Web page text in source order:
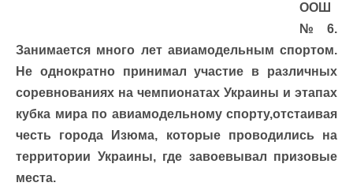
ООШ
№6.
Занимается много лет авиамодельным спортом.
Не однократно принимал участие в различных
соревнованиях на чемпионатах Украины и этапах
кубка мира по авиамодельному спорту,отстаивая
честь города Изюма, которые проводились на
территории Украины, где завоевывал призовые
места.